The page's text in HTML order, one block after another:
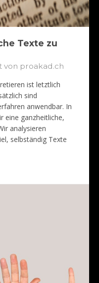
Texte zu
von proakad.ch
ist letztlich
sind
anwendbar. In
eine ganzheitliche,
analysieren
selbständig Texte